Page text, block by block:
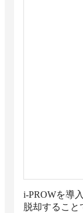
i-PROWを導
脱却するこ